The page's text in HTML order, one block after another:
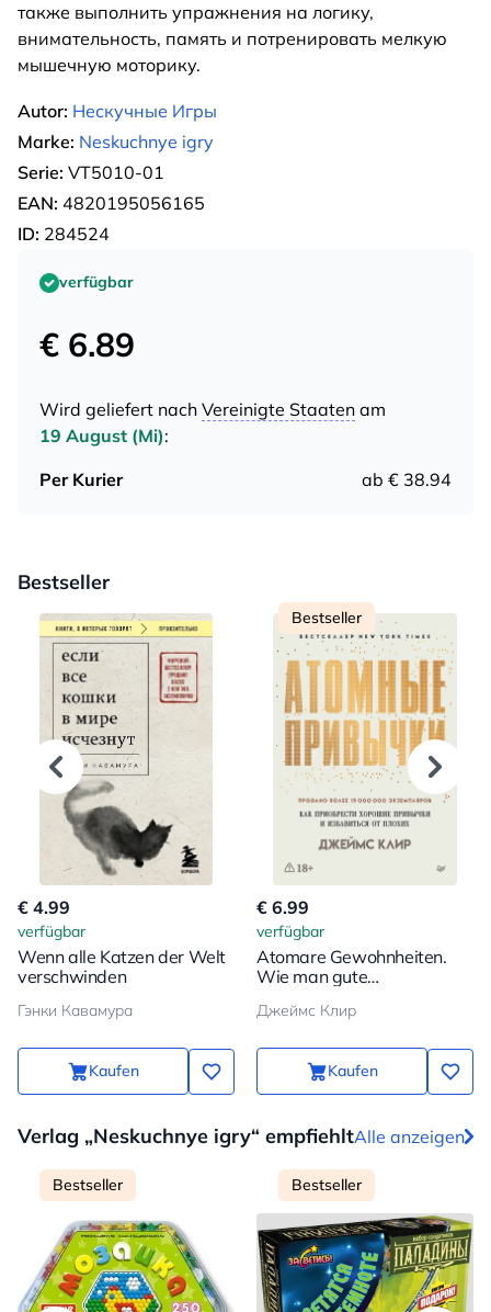
также выполнить упражнения на логику,
внимательность, память и потренировать мелкую
мышечную моторику.
Autor: Нескучные Игры
Marke: Neskuchnye igry
Serie: VT5010-01
EAN: 4820195056165
ID: 284524
verfügbar
€ 6.89
Wird geliefert nach Vereinigte Staaten am
19 August (Mi):
Per Kurier
ab € 38.94
Bestseller
€ 4.99
verfügbar
Wenn alle Katzen der Welt
verschwinden
Гэнки Кавамура
Kaufen
Bestseller
€ 6.99
verfügbar
Atomare Gewohnheiten.
Wie man gute
schlechte loswird
Джеймс Клир
Kaufen
Verlag „Neskuchnye igry“ empfiehltAlle anzeigen
Bestseller Bestseller